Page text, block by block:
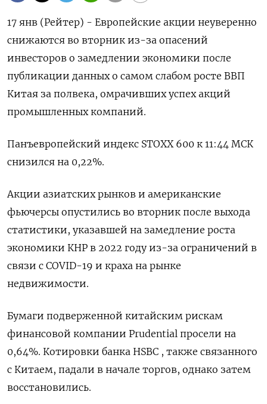
17 янв (Рейтер) - Европейские акции неуверенно
снижаются во вторник из-за опасений
инвесторов о замедлении экономики после
публикации данных о самом слабом росте ВВП
Китая за полвека, омрачивших успех акций
промышленных компаний.
Панъевропейский индекс STOXX 600 к 11:44 МСК
снизился на 0,22%.
Акции азиатских рынков и американские
фьючерсы опустились во вторник после выхода
статистики, указавшей на замедление роста
экономики КНР в 2022 году из-за ограничений в
связи с COVID-19 и краха на рынке
недвижимости.
Бумаги подверженной китайским рискам
финансовой компании Prudential просели на
0,64%. Котировки банка HSBС , также связанного
с Китаем, падали в начале торгов, однако затем
восстановились.